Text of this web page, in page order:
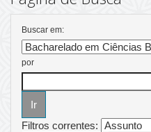
Buscar em:
por
Filtros correntes: